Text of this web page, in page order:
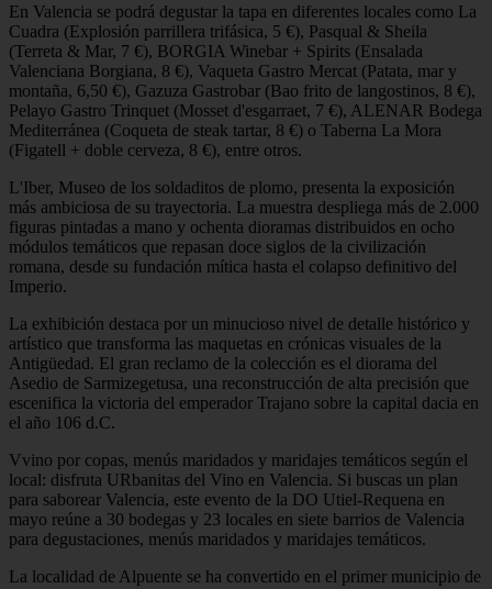
En Valencia se podrá degustar la tapa en diferentes locales como La
Cuadra (Explosión parrillera trifásica, 5 €), Pasqual & Sheila
(Terreta & Mar, 7 €), BORGIA Winebar + Spirits (Ensalada
Valenciana Borgiana, 8 €), Vaqueta Gastro Mercat (Patata, mar y
montaña, 6,50 €), Gazuza Gastrobar (Bao frito de langostinos, 8 €),
Pelayo Gastro Trinquet (Mosset d'esgarraet, 7 €), ALENAR Bodega
Mediterránea (Coqueta de steak tartar, 8 €) o Taberna La Mora
(Figatell + doble cerveza, 8 €), entre otros.
L'Iber, Museo de los soldaditos de plomo, presenta la exposición
más ambiciosa de su trayectoria. La muestra despliega más de 2.000
figuras pintadas a mano y ochenta dioramas distribuidos en ocho
módulos temáticos que repasan doce siglos de la civilización
romana, desde su fundación mítica hasta el colapso definitivo del
Imperio.
La exhibición destaca por un minucioso nivel de detalle histórico y
artístico que transforma las maquetas en crónicas visuales de la
Antigüedad. El gran reclamo de la colección es el diorama del
Asedio de Sarmizegetusa, una reconstrucción de alta precisión que
escenifica la victoria del emperador Trajano sobre la capital dacia en
el año 106 d.C.
Vvino por copas, menús maridados y maridajes temáticos según el
local: disfruta URbanitas del Vino en Valencia. Si buscas un plan
para saborear Valencia, este evento de la DO Utiel-Requena en
mayo reúne a 30 bodegas y 23 locales en siete barrios de Valencia
para degustaciones, menús maridados y maridajes temáticos.
La localidad de Alpuente se ha convertido en el primer municipio de